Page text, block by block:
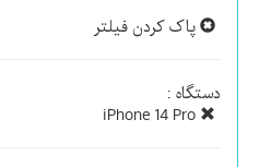
پاک کردن فیلتر
دستگاه :